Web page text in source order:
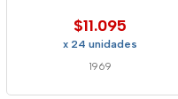
$11.095
x 24 unidades
1969